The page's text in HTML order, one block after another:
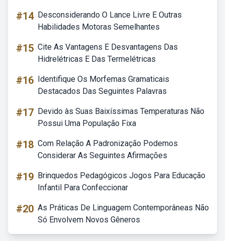
#14 Desconsiderando O Lance Livre E Outras
Habilidades Motoras Semelhantes
#15 Cite As Vantagens E Desvantagens Das
Hidrelétricas E Das Termelétricas
#16 Identifique Os Morfemas Gramaticais
Destacados Das Seguintes Palavras
#17 Devido às Suas Baixíssimas Temperaturas Não
Possui Uma População Fixa
#18 Com Relação A Padronização Podemos
Considerar As Seguintes Afirmações
#19 Brinquedos Pedagógicos Jogos Para Educação
Infantil Para Confeccionar
#20 As Práticas De Linguagem Contemporâneas Não
Só Envolvem Novos Gêneros